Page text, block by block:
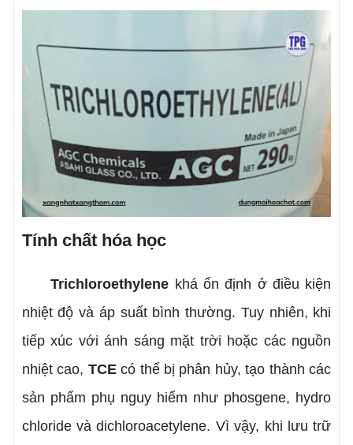
Tính chất hóa học
Trichloroethylene khá ổn định ở điều kiện
nhiệt độ và áp suất bình thường. Tuy nhiên, khi
tiếp xúc với ánh sáng mặt trời hoặc các nguồn
nhiệt cao, TCEcó thể bị phân hủy, tạo thành các
sản phẩm phụ nguy hiểm như phosgene, hydro
chloride và dichloroacetylene. Vì vậy, khi lưu trữ